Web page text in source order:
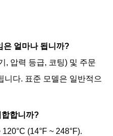
은 얼마나 됩니까?
, 압력 등급, 코팅) 및 주문
니다. 표준 모델은 일반적으
합니까?
(14°F ~ 248°F).